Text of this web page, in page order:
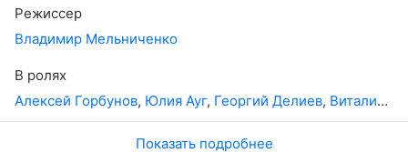
Режиссер
Владимир Мельниченко
В ролях
Алексей Горбунов, Юлия Ауг, Георгий Делиев, Виталий Линецкий
Показать подробнее